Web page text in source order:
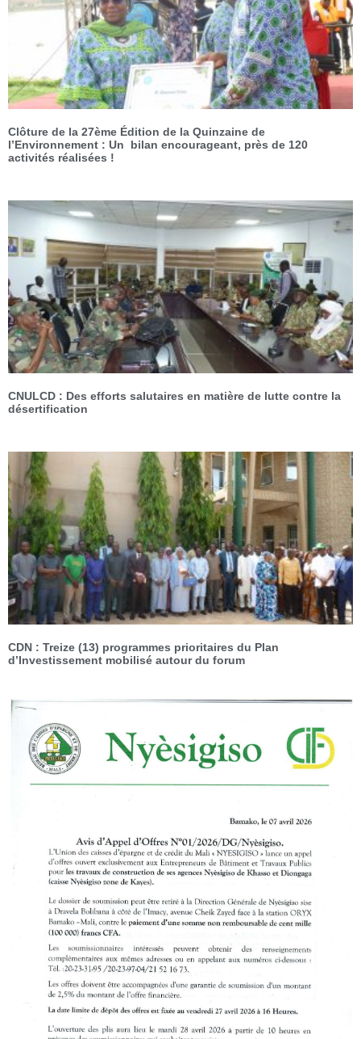
Clôture de la 27ème Édition de la Quinzaine de
l’Environnement : Un bilan encourageant, près de 120
activités réalisées !
CNULCD : Des efforts salutaires en matière de lutte contre la
désertification
CDN : Treize (13) programmes prioritaires du Plan
d’Investissement mobilisé autour du forum